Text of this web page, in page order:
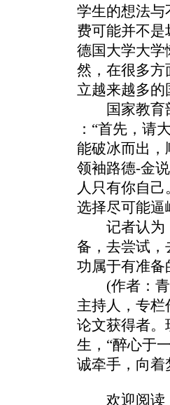
学生的想法与
费可能并不
德国大学大学
然，在很多方
立越来越多的
国家教育部
：“首先，请
能破冰而出，
领袖路德-金
人只有你自
选择尽可能逼
记者认为，
备，去尝试，
功属于有准备
(作者：青
主持人，专
论文获得者。
生，“醉心于
诚牵手，向着
欢迎阅读